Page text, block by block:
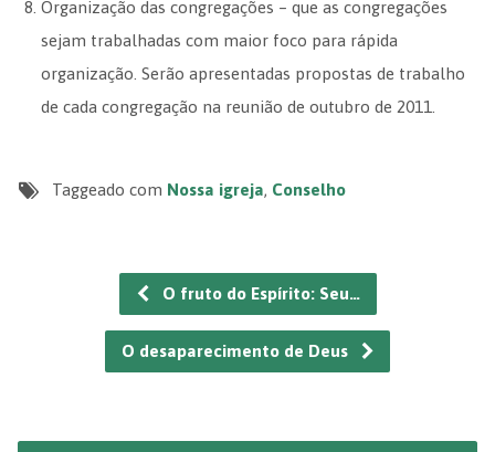
Organização das congregações – que as congregações
sejam trabalhadas com maior foco para rápida
organização. Serão apresentadas propostas de trabalho
de cada congregação na reunião de outubro de 2011.
Taggeado com Nossa igreja, Conselho
O fruto do Espírito: Seu…
O desaparecimento de Deus